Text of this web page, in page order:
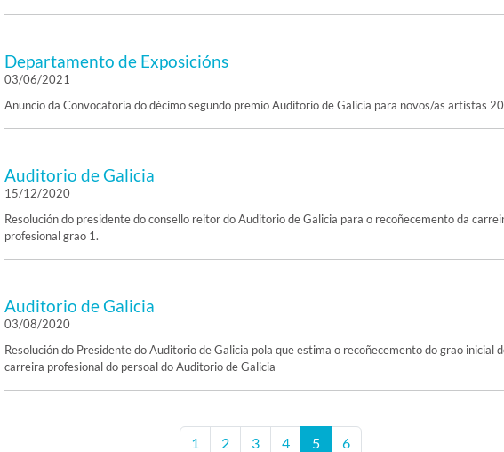
Departamento de Exposicións
03/06/2021
Anuncio da Convocatoria do décimo segundo premio Auditorio de Galicia para novos/as artistas
Auditorio de Galicia
15/12/2020
Resolución do presidente do consello reitor do Auditorio de Galicia para o recoñecemento da
profesional grao 1.
Auditorio de Galicia
03/08/2020
Resolución do Presidente do Auditorio de Galicia pola que estima o recoñecemento do grao inicial
carreira profesional do persoal do Auditorio de Galicia
1 2 3 4 5 6